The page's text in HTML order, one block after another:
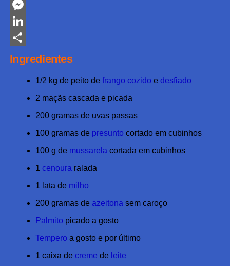
Twitter
Messenger
LinkedIn
Share
Ingredientes
1/2 kg de peito de frango cozido e desfiado
2 maçãs cascada e picada
200 gramas de uvas passas
100 gramas de presunto cortado em cubinhos
100 g de mussarela cortada em cubinhos
1 cenoura ralada
1 lata de milho
200 gramas de azeitona sem caroço
Palmito picado a gosto
Tempero a gosto e por último
1 caixa de creme de leite